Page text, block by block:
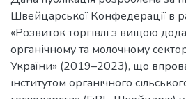
Швейцарської Конфедерації в
«Розвиток торгівлі з вищою
органічному та молочному
України» (2019–2023), що
інститутом органічного